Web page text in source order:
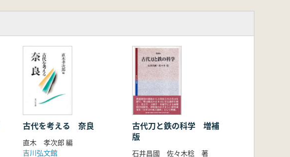
古代を考える 奈良
直木 孝次郎 編
吉川弘文館
古代刀と鉄の科学 増補
版
石井昌國 佐々木稔 著